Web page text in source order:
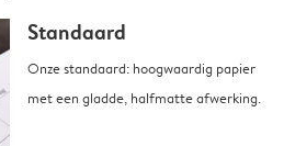
Standaard
Onze standaard: hoogwaardig papier
met een gladde, halfmatte afwerking.